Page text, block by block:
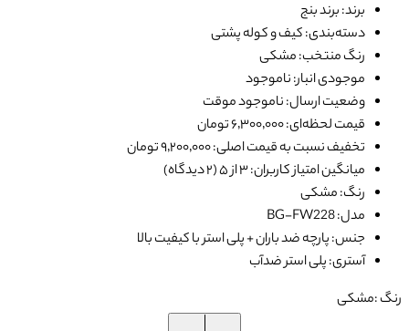
برند: برند بنج
دسته‌بندی: کیف و کوله پشتی
رنگ منتخب: مشکی
موجودی انبار: ناموجود
وضعیت ارسال: ناموجود موقت
قیمت لحظه‌ای: ۶٬۳۰۰٬۰۰۰ تومان
تخفیف نسبت به قیمت اصلی: ۹٬۲۰۰٬۰۰۰ تومان
میانگین امتیاز کاربران: ۳ از ۵ (۲ دیدگاه)
رنگ: مشکی
مدل: BG-FW228
جنس: پارچه ضد باران + پلی استر با کیفیت بالا
آستری: پلی استر ضدآب
رنگ :مشکی